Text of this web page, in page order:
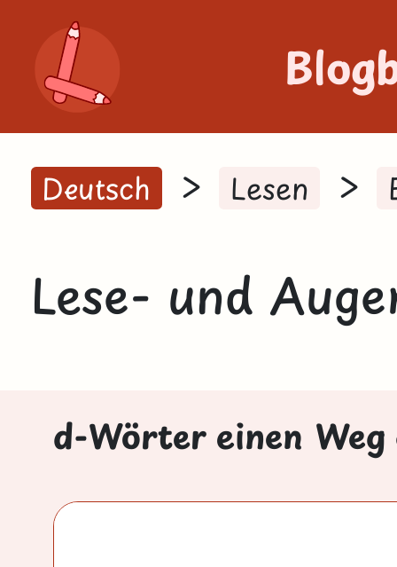
Deutsch > Lesen >
Lese- und
d-Wörter einen Weg